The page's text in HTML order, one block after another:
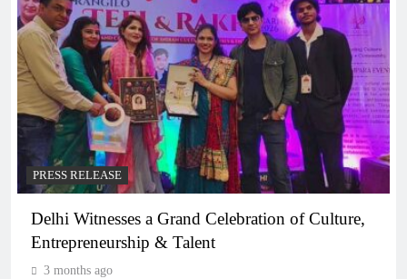
PRESS RELEASE
Delhi Witnesses a Grand Celebration of Culture,
Entrepreneurship & Talent
3 months ago